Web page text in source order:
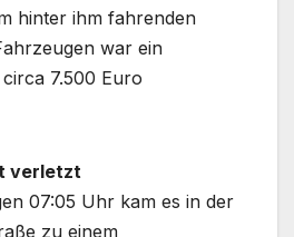
hinter ihm fahrenden
war ein
7.500 Euro
verletzt
07:05 Uhr kam es in der
zu einem